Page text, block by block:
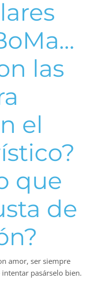
las
el
que
de
amor, ser siempre
pasárselo bien.